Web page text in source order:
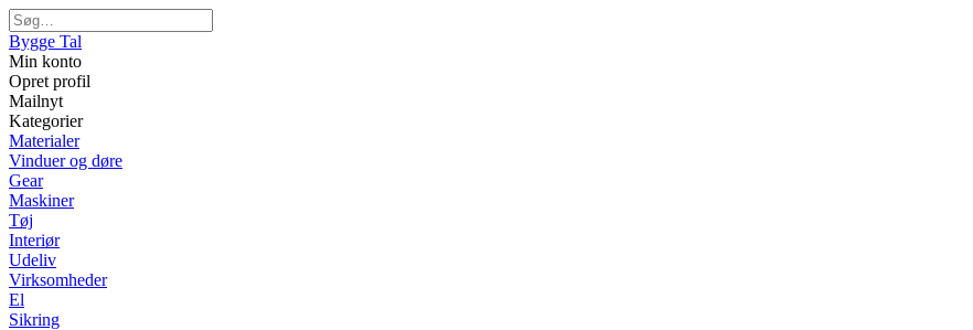
Bygge Tal
Min konto
Opret profil
Mailnyt
Kategorier
Materialer
Vinduer og døre
Gear
Maskiner
Tøj
Interiør
Udeliv
Virksomheder
El
Sikring